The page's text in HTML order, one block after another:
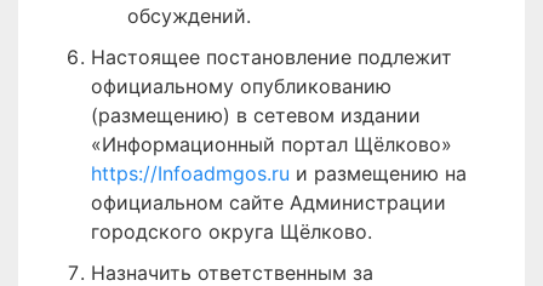
обсуждений.
Настоящее постановление подлежит
официальному опубликованию
(размещению) в сетевом издании
«Информационный портал Щёлково»
https://Infoadmgos.ru и размещению на
официальном сайте Администрации
городского округа Щёлково.
Назначить ответственным за